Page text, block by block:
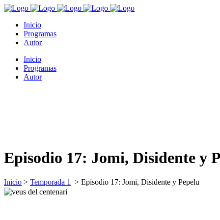
Inicio
Programas
Autor
Inicio
Programas
Autor
Episodio 17: Jomi, Disidente y
Inicio > Temporada 1 > Episodio 17: Jomi, Disidente y Pepelu